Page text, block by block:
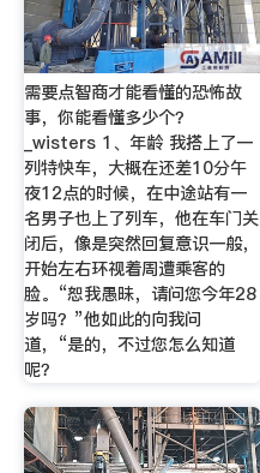
需要点智商才能看懂的恐怖故
事，你能看懂多少个？
_wisters 1、年龄 我搭上了一
列特快车，大概在还差10分午
夜12点的时候，在中途站有一
名男子也上了列车，他在车门关
闭后，像是突然回复意识一般，
开始左右环视着周遭乘客的
脸。“恕我愚昧，请问您今年28
岁吗？”他如此的向我问
道，“是的，不过您怎么知道
呢？